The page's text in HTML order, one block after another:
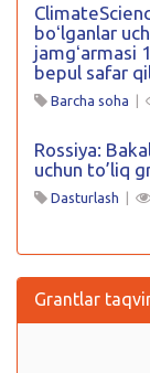
boʻlganlar
jamgʻarmasi
bepul safar
Barcha soha |
Rossiya:
uchun to’liq
Dasturlash |
Grantlar